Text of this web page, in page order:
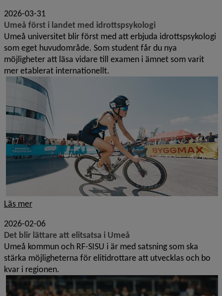
2026-03-31
Umeå först i landet med idrottspsykologi
Umeå universitet blir först med att erbjuda idrottspsykologi
som eget huvudområde. Som student får du nya
möjligheter att läsa vidare till examen i ämnet som varit
mer etablerat internationellt.
Läs mer
2026-02-06
Det blir lättare att elitsatsa i Umeå
Umeå kommun och RF-SISU i är med satsning som ska
stärka möjligheterna för elitidrottare att utvecklas och bo
kvar i regionen.